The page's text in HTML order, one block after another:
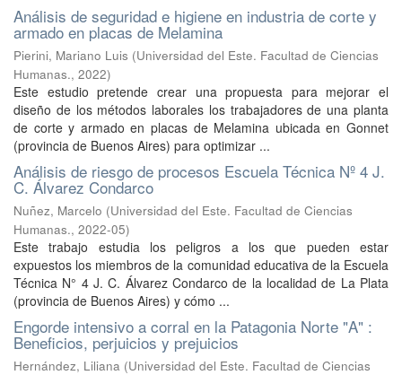
Análisis de seguridad e higiene en industria de corte y
armado en placas de Melamina
Pierini, Mariano Luis (Universidad del Este. Facultad de Ciencias
Humanas., 2022)
Este estudio pretende crear una propuesta para mejorar el
diseño de los métodos laborales los trabajadores de una planta
de corte y armado en placas de Melamina ubicada en Gonnet
(provincia de Buenos Aires) para optimizar ...
Análisis de riesgo de procesos Escuela Técnica Nº 4 J.
C. Álvarez Condarco
Nuñez, Marcelo (Universidad del Este. Facultad de Ciencias
Humanas., 2022-05)
Este trabajo estudia los peligros a los que pueden estar
expuestos los miembros de la comunidad educativa de la Escuela
Técnica N° 4 J. C. Álvarez Condarco de la localidad de La Plata
(provincia de Buenos Aires) y cómo ...
Engorde intensivo a corral en la Patagonia Norte "A" :
Beneficios, perjuicios y prejuicios
Hernández, Liliana (Universidad del Este. Facultad de Ciencias